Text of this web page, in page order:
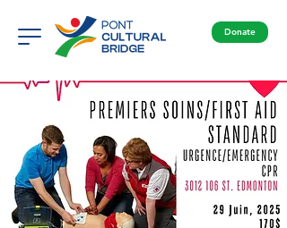
Donate